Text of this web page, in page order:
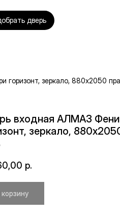
дверь
горизонт, зеркало, 880х2050
входная АЛМАЗ
зеркало,
р.